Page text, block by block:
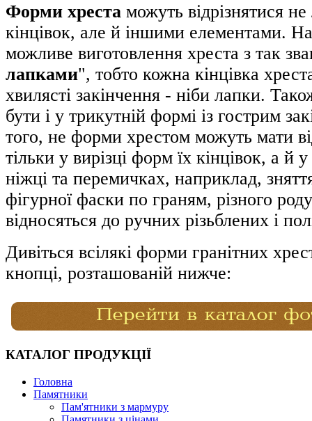
Форми хреста можуть відрізнятися
кінцівок, але й іншими елементами.
можливе виготовлення хреста з так
лапками", тобто кожна кінцівка
хвилясті закінчення - ніби лапки.
бути і у трикутній формі із гострим
того, не форми хрестом можуть мати
тільки у вирізці форм їх кінцівок, а й
ніжці та перемичках, наприклад,
фігурної фаски по граням, різного
відносяться до ручних різьблених і
Дивіться всілякі форми гранітних
кнопці, розташованій нижче:
КАТАЛОГ ПРОДУКЦІЇ
Головна
Памятники
Пам'ятники з мармуру